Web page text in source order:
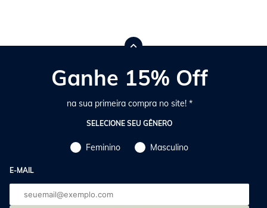
Ganhe 15% Off
na sua primeira compra no site! *
SELECIONE SEU GÊNERO
Feminino Masculino
E-MAIL
E-
mail